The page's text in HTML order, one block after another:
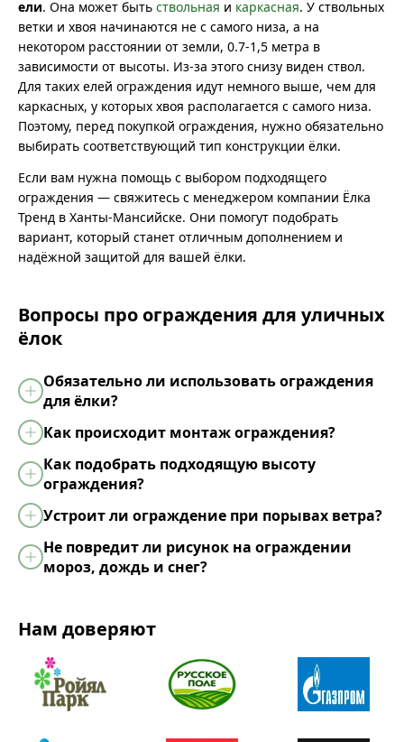
ели. Она может быть ствольная и каркасная. У ствольных
ветки и хвоя начинаются не с самого низа, а на
некотором расстоянии от земли, 0.7-1,5 метра в
зависимости от высоты. Из-за этого снизу виден ствол.
Для таких елей ограждения идут немного выше, чем для
каркасных, у которых хвоя располагается с самого низа.
Поэтому, перед покупкой ограждения, нужно обязательно
выбирать соответствующий тип конструкции ёлки.
Если вам нужна помощь с выбором подходящего
ограждения — свяжитесь с менеджером компании Ёлка
Тренд в Ханты-Мансийске. Они помогут подобрать
вариант, который станет отличным дополнением и
надёжной защитой для вашей ёлки.
Вопросы про ограждения для уличных
ёлок
Обязательно ли использовать ограждения
для ёлки?
Как происходит монтаж ограждения?
Как подобрать подходящую высоту
ограждения?
Устроит ли ограждение при порывах ветра?
Не повредит ли рисунок на ограждении
мороз, дождь и снег?
Нам доверяют